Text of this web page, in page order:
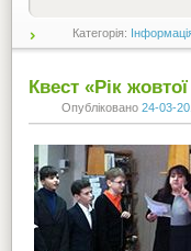
Категорія:
Квест «Рік
Опубліковано 24-03-